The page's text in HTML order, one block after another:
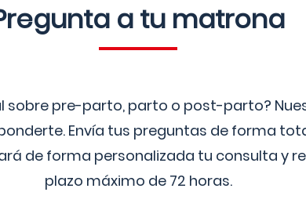
a tu matrona
sobre pre-parto, parto o post-parto?
Envía tus preguntas de forma
de forma personalizada tu consulta y
plazo máximo de 72 horas.